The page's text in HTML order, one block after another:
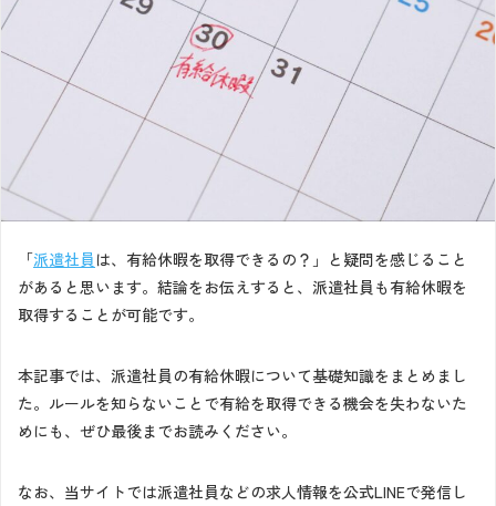
「派遣社員 は、有給休暇を取得できるの？」と疑問を感じること
があると思います。結論をお伝えすると、派遣社員も有給休暇を
取得することが可能です。
本記事では、派遣社員の有給休暇について基礎知識をまとめまし
た。ルールを知らないことで有給を取得できる機会を失わないた
めにも、ぜひ最後までお読みください。
なお、当サイトでは派遣社員などの求人情報を公式LINEで発信し